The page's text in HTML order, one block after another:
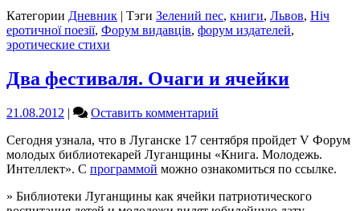
Категории Дневник | Тэги Зелений пес, книги, Львов, Ніч
еротичної поезії, Форум видавців, форум издателей,
эротические стихи
Два фестиваля. Очаги и ячейки
21.08.2012 | Оставить комментарий
фестиваля.
Очаги
и
Сегодня узнала, что в Луганске 17 сентября пройдет V Форум
молодых библиотекарей Луганщины «Книга. Молодежь.
Интеллект». С программой можно ознакомиться по ссылке.
» Библиотеки Луганщины как ячейки патриотического